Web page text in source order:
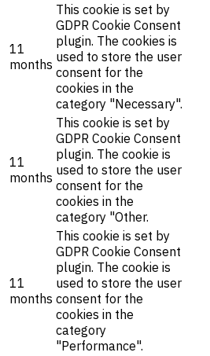
11
months
This cookie is set by
GDPR Cookie Consent
plugin. The cookies is
used to store the user
consent for the
cookies in the
category "Necessary".
11
months
This cookie is set by
GDPR Cookie Consent
plugin. The cookie is
used to store the user
consent for the
cookies in the
category "Other.
11
months
This cookie is set by
GDPR Cookie Consent
plugin. The cookie is
used to store the user
consent for the
cookies in the
category
"Performance".